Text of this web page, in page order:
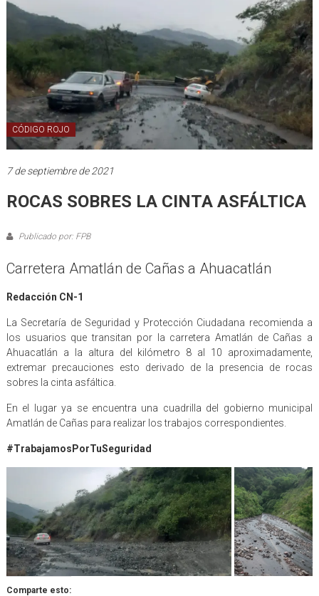
CÓDIGO ROJO
7 de septiembre de 2021
ROCAS SOBRES LA CINTA ASFÁLTICA
Publicado por: FPB
Carretera Amatlán de Cañas a Ahuacatlán
Redacción CN-1
La Secretaría de Seguridad y Protección Ciudadana recomienda a
los usuarios que transitan por la carretera Amatlán de Cañas a
Ahuacatlán a la altura del kilómetro 8 al 10 aproximadamente,
extremar precauciones esto derivado de la presencia de rocas
sobres la cinta asfáltica.
En el lugar ya se encuentra una cuadrilla del gobierno municipal
Amatlán de Cañas para realizar los trabajos correspondientes.
#TrabajamosPorTuSeguridad
Comparte esto: